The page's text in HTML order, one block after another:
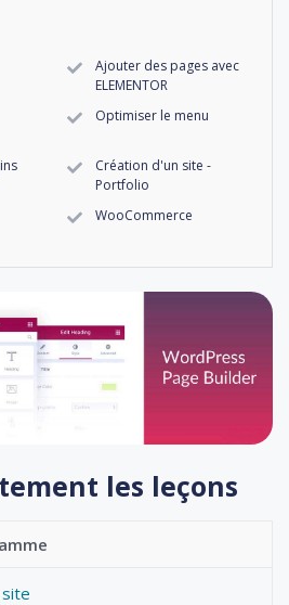
Ajouter des pages avec
ELEMENTOR
Optimiser le menu
Création d'un site -
Portfolio
WooCommerce
les leçons
site